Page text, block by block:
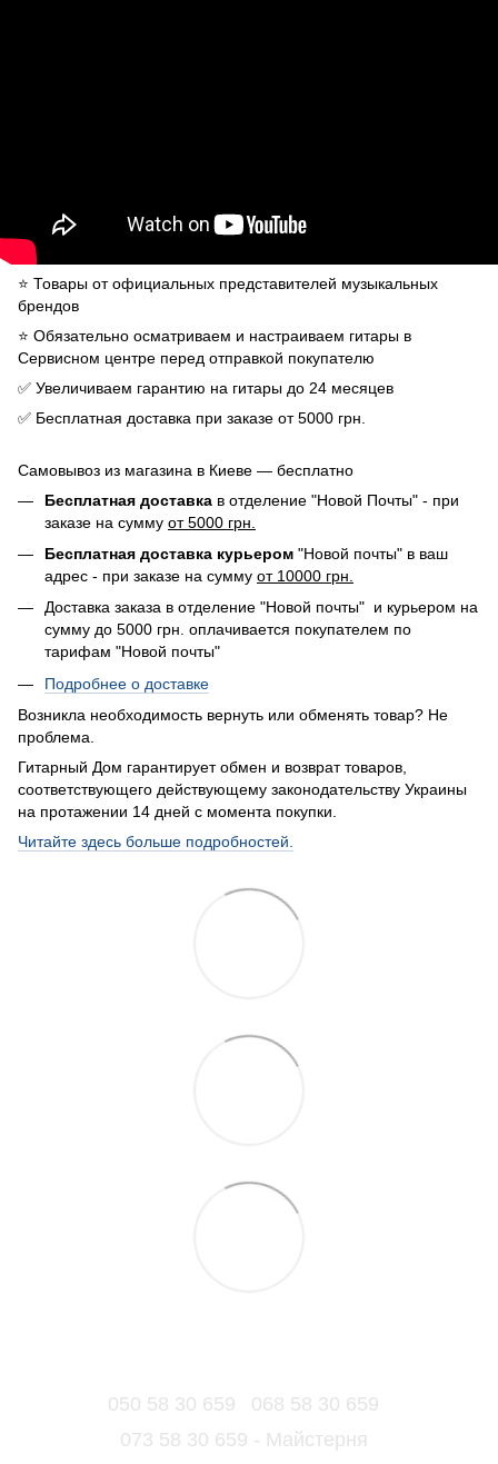
⭐️ Товары от официальных представителей музыкальных
брендов
⭐️ Обязательно осматриваем и настраиваем гитары в
Сервисном центре перед отправкой покупателю
✅ Увеличиваем гарантию на гитары до 24 месяцев
✅ Бесплатная доставка при заказе от 5000 грн.
Самовывоз из магазина в Киеве — бесплатно
Бесплатная доставка в отделение "Новой Почты" - при
заказе на сумму от 5000 грн.
Бесплатная доставка курьером "Новой почты" в ваш
адрес - при заказе на сумму от 10000 грн.
Доставка заказа в отделение "Новой почты" и курьером на
сумму до 5000 грн. оплачивается покупателем по
тарифам "Новой почты"
Подробнее о доставке
Возникла необходимость вернуть или обменять товар? Не
проблема.
Гитарный Дом гарантирует обмен и возврат товаров,
соответствующего действующему законодательству Украины
на протажении 14 дней с момента покупки.
Читайте здесь больше подробностей.
050 58 30 659
068 58 30 659
073 58 30 659 - Майстерня